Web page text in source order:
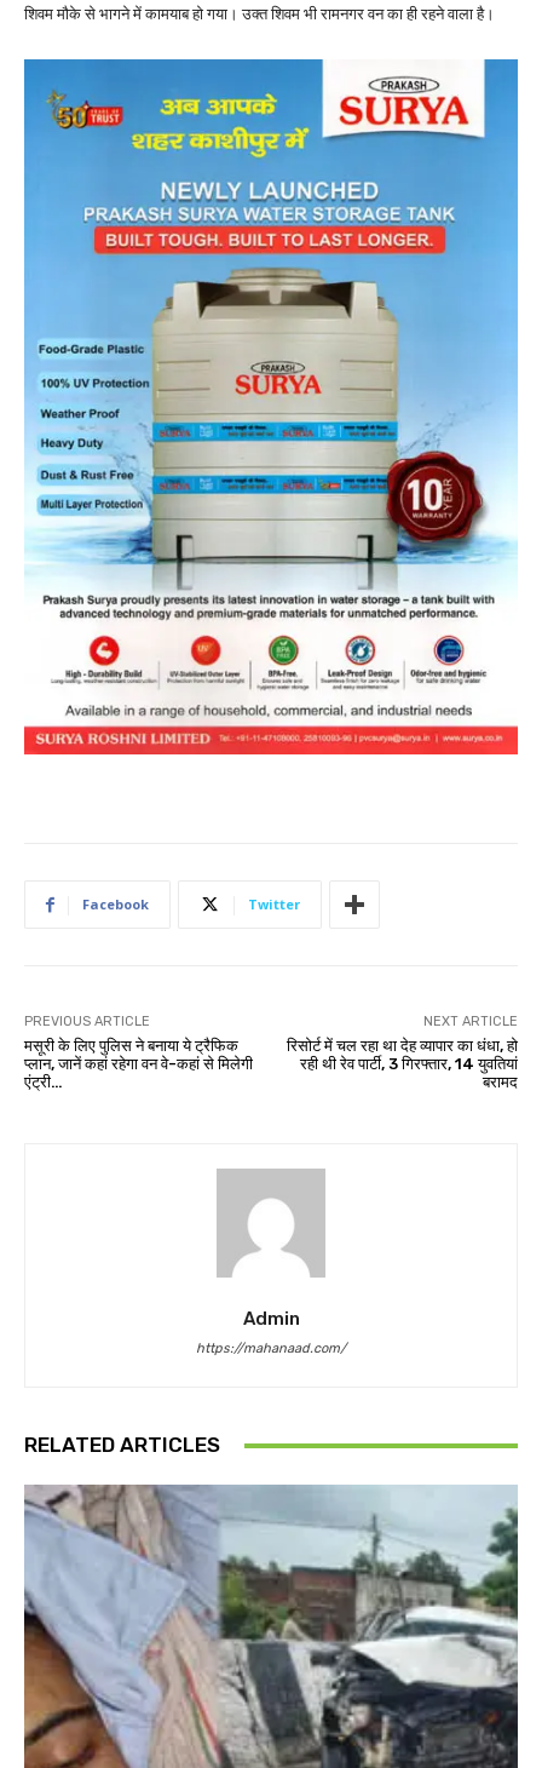
शिवम मौके से भागने में कामयाब हो गया। उक्त शिवम भी रामनगर वन का ही रहने वाला है।
Facebook Twitter
PREVIOUS ARTICLE
मसूरी के लिए पुलिस ने बनाया ये ट्रैफिक
प्लान, जानें कहां रहेगा वन वे-कहां से मिलेगी
एंट्री…
NEXT ARTICLE
रिसोर्ट में चल रहा था देह व्यापार का धंधा, हो
रही थी रेव पार्टी, 3 गिरफ्तार, 14 युवतियां
बरामद
Admin
https://mahanaad.com/
RELATED ARTICLES